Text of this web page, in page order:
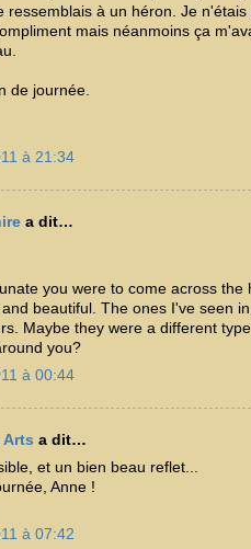
ressemblais à un héron. Je
mais néanmoins ça
de journée.
à 21:34
a dit…
you were to come across the
beautiful. The ones I've seen
Maybe they were a different
you?
à 00:44
Arts a dit…
et un bien beau reflet...
Anne !
à 07:42